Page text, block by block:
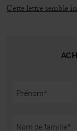
Cette lettre semble